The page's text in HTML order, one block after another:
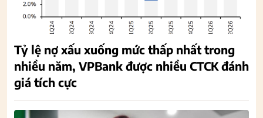
Tỷ lệ nợ xấu xuống mức thấp nhất trong
nhiều năm, VPBank được nhiều CTCK đánh
giá tích cực